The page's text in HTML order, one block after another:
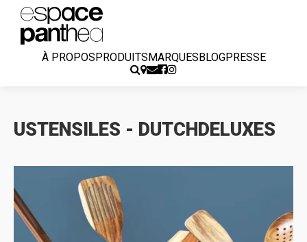
À PROPOSPRODUITSMARQUESBLOGPRESSE
USTENSILES - DUTCHDELUXES